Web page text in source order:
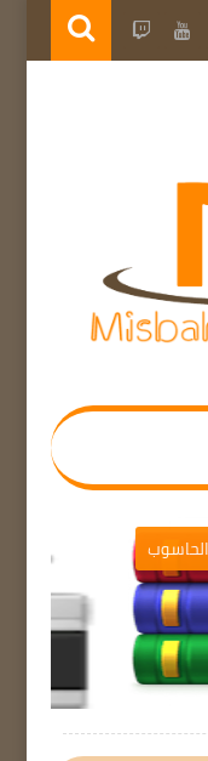
برامج الحاسوب